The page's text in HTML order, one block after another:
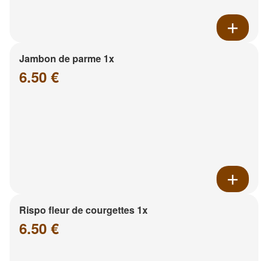
Jambon de parme 1x
6.50 €
Rispo fleur de courgettes 1x
6.50 €